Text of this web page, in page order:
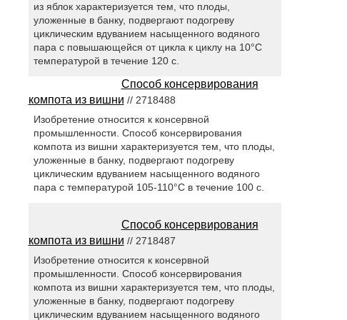
из яблок характеризуется тем, что плоды,
уложенные в банку, подвергают подогреву
циклическим вдуванием насыщенного водяного
пара с повышающейся от цикла к циклу на 10°C
температурой в течение 120 с.
Способ консервирования
компота из вишни // 2718488
Изобретение относится к консервной
промышленности. Способ консервирования
компота из вишни характеризуется тем, что плоды,
уложенные в банку, подвергают подогреву
циклическим вдуванием насыщенного водяного
пара с температурой 105-110°С в течение 100 с.
Способ консервирования
компота из вишни // 2718487
Изобретение относится к консервной
промышленности. Способ консервирования
компота из вишни характеризуется тем, что плоды,
уложенные в банку, подвергают подогреву
циклическим вдуванием насыщенного водяного